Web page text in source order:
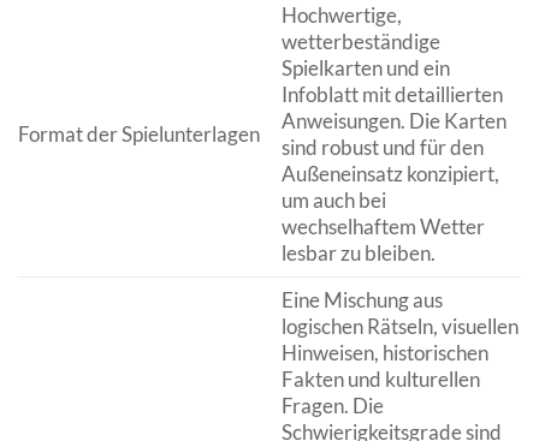
Format der Spielunterlagen
Hochwertige,
wetterbeständige
Spielkarten und ein
Infoblatt mit detaillierten
Anweisungen. Die Karten
sind robust und für den
Außeneinsatz konzipiert,
um auch bei
wechselhaftem Wetter
lesbar zu bleiben.
Eine Mischung aus
logischen Rätseln, visuellen
Hinweisen, historischen
Fakten und kulturellen
Fragen. Die
Schwierigkeitsgrade sind